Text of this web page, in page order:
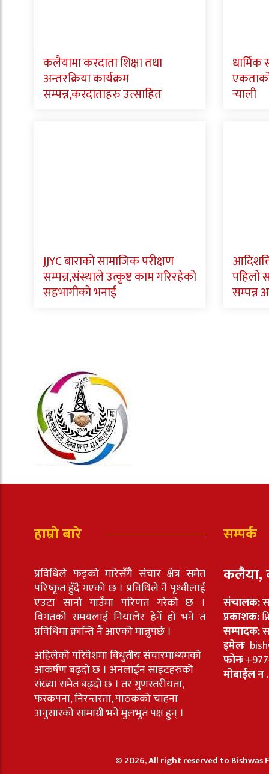
कलैयामा करदाता शिक्षा तथा
अन्तरक्रिया कार्यक्रम
सम्पन्न,करदाताहरु उत्साहित र्‍याली
JJYC बाराको सामाजिक परीक्षण
सम्पन्न,संस्थाले उत्कृष्ट काम गरिरहेको
सहभागीको भनाई
पहिलो
सम्पन्न
हाम्रो बारे
प्रविधिले फड्को मारेसँगै संचार क्षेत्र समेत
परिष्कृत हुँदै गएको छ । प्रविधिले नै पृथ्वीलाई
एउटा सानो गाउँमा परिणत गरेको छ ।
विगतको समयलाई नियालेर हेर्ने हो भने त
प्रविधिमा क्रान्ति नै आएको मान्नुपर्छ ।
अहिलेको परिवेशमा विधुतीय संचारमाध्यमको
आकर्षण बढ्दो छ । अनलाईन साइटहरुको
संख्या समेत बढ्दो छ । तर गुणस्तरीयता,
फरकपना, निरन्तरता, पाठकको चाहना
अनुसारको सामाग्री भने मुलभुत पक्ष हुन् ।
सम्पर्क
कलैया,
संचालक:
प्रकाशक:
सम्पादक:
इमेलः
फोनः
मोबाईल न
© 2026, All right reserved to Bishwas